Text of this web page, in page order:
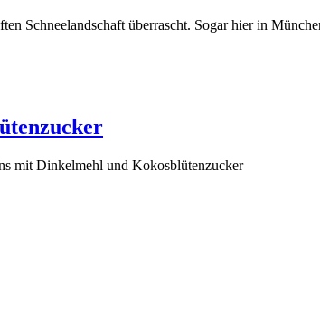
Schneelandschaft überrascht. Sogar hier in
mit Dinkelmehl und Kokosblütenzucker